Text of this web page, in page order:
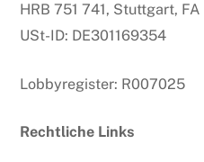
HRB 751 741, Stuttgart,
USt-ID: DE301169354
Lobbyregister: R007025
Rechtliche Links